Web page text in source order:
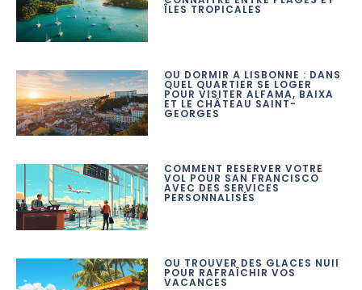
ÎLES TROPICALES
OÙ DORMIR À LISBONNE : DANS
QUEL QUARTIER SE LOGER
POUR VISITER ALFAMA, BAIXA
ET LE CHÂTEAU SAINT-
GEORGES
COMMENT RÉSERVER VOTRE
VOL POUR SAN FRANCISCO
AVEC DES SERVICES
PERSONNALISÉS
OÙ TROUVER DES GLACES NUII
POUR RAFRAÎCHIR VOS
VACANCES